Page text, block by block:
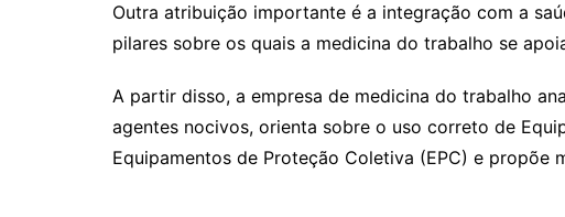
Outra atribuição importante é a integração com a
pilares sobre os quais a medicina do trabalho se
A partir disso, a empresa de medicina do trabalho
agentes nocivos, orienta sobre o uso correto de
Equipamentos de Proteção Coletiva (EPC) e propõe